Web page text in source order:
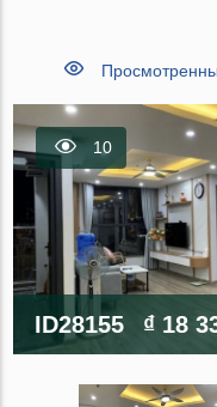
10
ID28155 ₫ 18